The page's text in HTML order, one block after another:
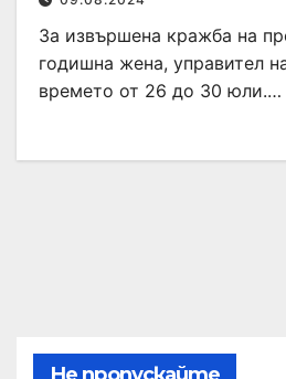
За извършена кражба на
годишна жена, управител
времето от 26 до 30 юли.…
Не пропускайте